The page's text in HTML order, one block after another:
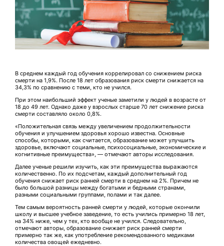
В среднем каждый год обучения коррелировал со снижением риска
смерти на 1,9%. После 18 лет образования риск смерти снижается на
34,3% по сравнению с теми, кто не учился.
При этом наибольший эффект ученые заметили у людей в возрасте от
18 до 49 лет. Однако даже у взрослых старше 70 лет снижение риска
смерти составляло около 0,8%.
«Положительная связь между увеличением продолжительности
обучения и улучшением здоровья хорошо известна. Основные
способы, которыми, как считается, образование может улучшить
здоровье, включают социальные, психосоциальные, экономические и
когнитивные преимущества», — отмечают авторы исследования.
Далее ученые решили изучить, как эти преимущества выражаются
количественно. По их подсчетам, каждый дополнительный год
обучения снижает риск ранней смерти в среднем на 2%. Причем не
было большой разницы между богатыми и бедными странами,
разными социальными группами, полами и так далее.
Тем самым вероятность ранней смерти у людей, которые окончили
школу и высшее учебное заведение, то есть учились примерно 18 лет,
на 34% ниже, чем у тех, кто вообще не учился. Следовательно,
отмечают авторы, образование снижает риск ранней смерти
примерно так же, как употребление рекомендованного медиками
количества овощей ежедневно.